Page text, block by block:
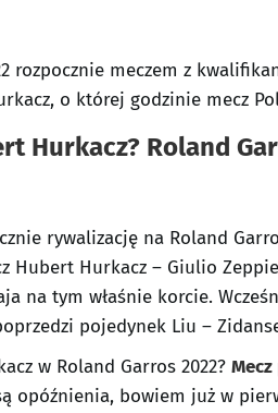
rozpocznie meczem z
o której godzinie mecz
Hurkacz? Roland
rywalizację na Roland
Hubert Hurkacz – Giulio
na tym właśnie korcie.
pojedynek Liu –
w Roland Garros 2022?
opóźnienia, bowiem już w